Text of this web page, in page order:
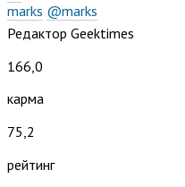
marks @marks
Редактор Geektimes
166,0
карма
75,2
рейтинг